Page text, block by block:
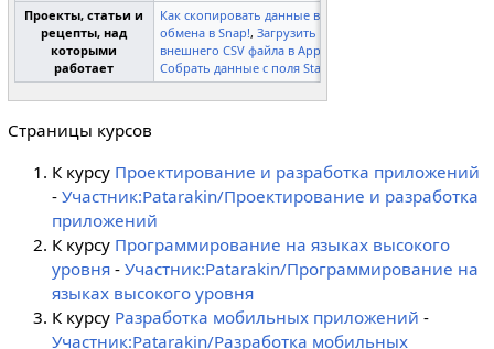
Проекты, статьи и
рецепты, над
которыми
работает
Как скопировать данные в буфер
обмена в Snap!,Загрузить данные из
внешнего CSV файла в App Inventor
Собрать данные с поля Starlogo Nova
Страницы курсов
К курсу Проектирование и разработка приложений
- Участник:Patarakin/Проектирование и разработка
приложений
К курсу Программирование на языках высокого
уровня- Участник:Patarakin/Программирование на
языках высокого уровня
К курсу Разработка мобильных приложений -
Участник:Patarakin/Разработка мобильных